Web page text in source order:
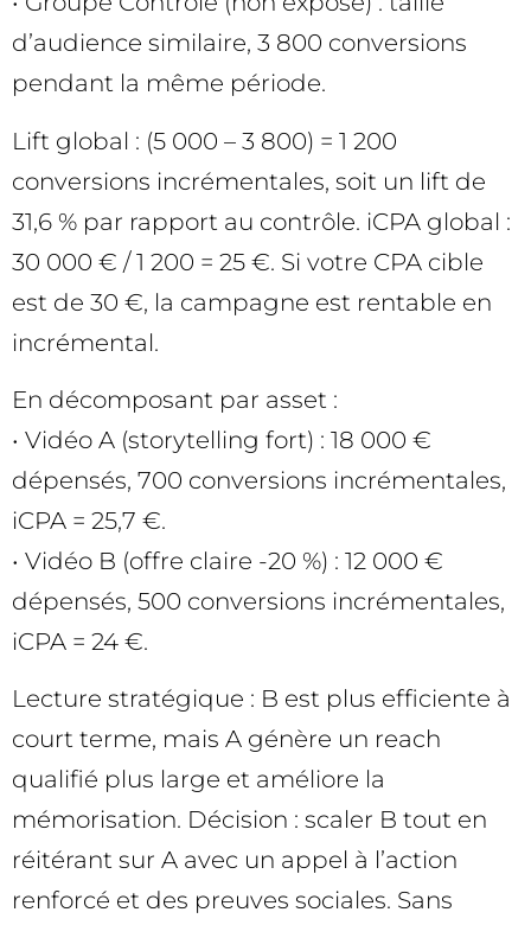
d’audience similaire, 3 800 conversions
pendant la même période.
Lift global : (5 000 – 3 800) = 1 200
conversions incrémentales, soit un lift de
31,6 % par rapport au contrôle. iCPA global :
30 000 € / 1 200 = 25 €. Si votre CPA cible
est de 30 €, la campagne est rentable en
incrémental.
En décomposant par asset :
• Vidéo A (storytelling fort) : 18 000 €
dépensés, 700 conversions incrémentales,
iCPA = 25,7 €.
• Vidéo B (offre claire -20 %) : 12 000 €
dépensés, 500 conversions incrémentales,
iCPA = 24 €.
Lecture stratégique : B est plus efficiente à
court terme, mais A génère un reach
qualifié plus large et améliore la
mémorisation. Décision : scaler B tout en
réitérant sur A avec un appel à l’action
renforcé et des preuves sociales. Sans